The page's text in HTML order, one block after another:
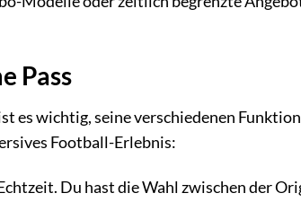
Pass
es wichtig, seine verschiedenen
Football-Erlebnis:
Du hast die Wahl zwischen der